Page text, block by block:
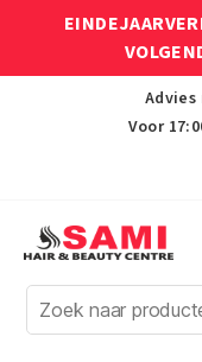
Advies
Voor
Afro
Hair